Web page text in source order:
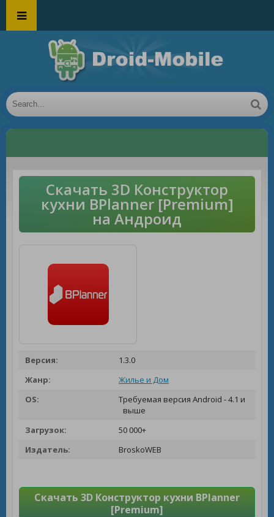
Скачать 3D Конструктор
кухни BPlanner [Premium]
на Андроид
Версия:
1.3.0
Жанр:
Жилье и Дом
OS:
Требуемая версия Android - 4.1 и
выше
Загрузок:
50 000+
Издатель:
BroskoWEB
Скачать 3D Конструктор кухни BPlanner
[Premium]